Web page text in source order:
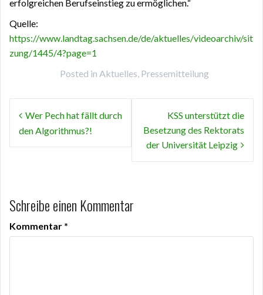
erfolgreichen Berufseinstieg zu ermöglichen.“
Quelle:
https://www.landtag.sachsen.de/de/aktuelles/videoarchiv/sit
zung/1445/4?page=1
Posted in Aktuelles, Pressemitteilung
Beitragsnavigation
Wer Pech hat fällt durch
den Algorithmus?!
KSS unterstützt die
Besetzung des Rektorats
der Universität Leipzig
Schreibe einen Kommentar
Kommentar *